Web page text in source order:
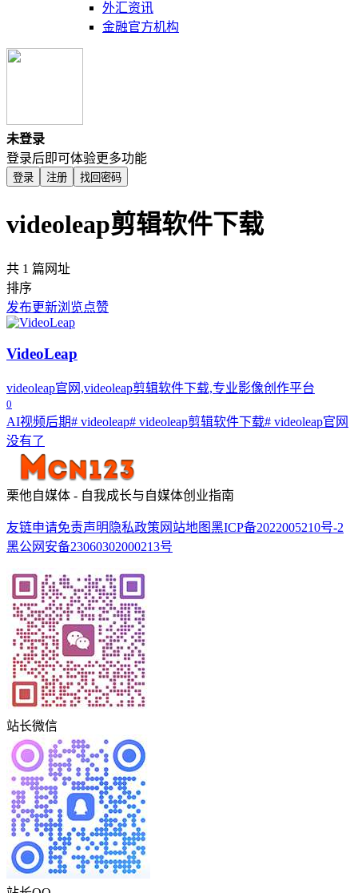
外汇资讯
金融官方机构
未登录
登录后即可体验更多功能
登录 注册 找回密码
videoleap剪辑软件下载
共 1 篇网址
排序
发布更新浏览点赞
VideoLeap
videoleap官网,videoleap剪辑软件下载,专业影像创作平台
0
AI视频后期# videoleap# videoleap剪辑软件下载# videoleap官网
没有了
栗他自媒体 - 自我成长与自媒体创业指南
友链申请免责声明 隐私政策 网站地图黑ICP备2022005210号-2
黑公网安备23060302000213号
站长微信